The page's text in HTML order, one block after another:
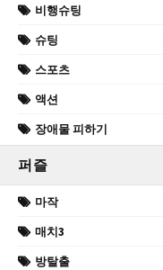
비행슈팅
슈팅
스포츠
액션
장애물 피하기
퍼즐
마작
매치3
방탈출